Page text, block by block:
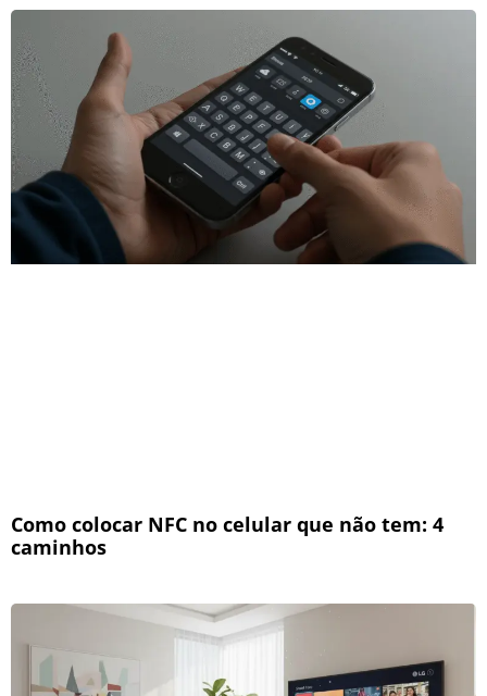
Como colocar NFC no celular que não tem: 4
caminhos